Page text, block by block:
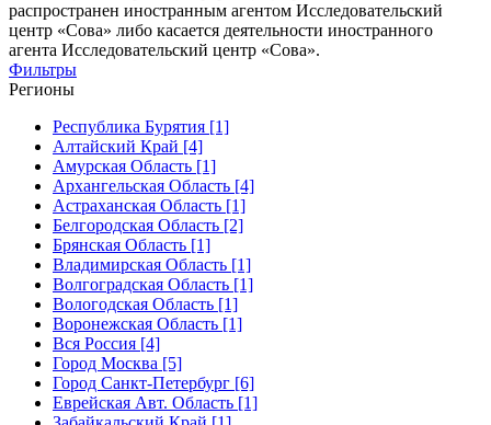
распространен иностранным агентом Исследовательский
центр «Сова» либо касается деятельности иностранного
агента Исследовательский центр «Сова».
Фильтры
Регионы
Республика Бурятия [1]
Алтайский Край [4]
Амурская Область [1]
Архангельская Область [4]
Астраханская Область [1]
Белгородская Область [2]
Брянская Область [1]
Владимирская Область [1]
Волгоградская Область [1]
Вологодская Область [1]
Воронежская Область [1]
Вся Россия [4]
Город Москва [5]
Город Санкт-Петербург [6]
Еврейская Авт. Область [1]